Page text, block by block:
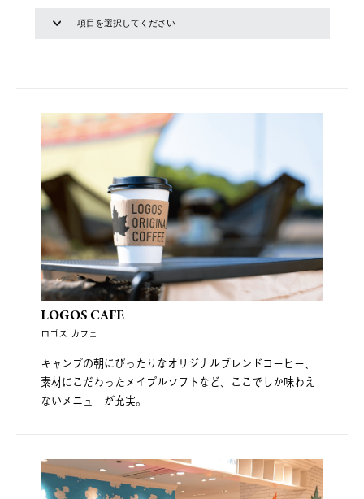
LOGOS CAFE
ロゴス カフェ
キャンプの朝にぴったりなオリジナルブレンドコーヒー、
素材にこだわったメイプルソフトなど、ここでしか味わえ
ないメニューが充実。